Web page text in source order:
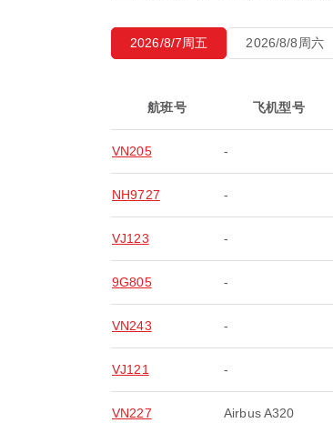
2026/8/7周五 2026/8/8周六
航班号 飞机型号
VN205 -
NH9727 -
VJ123 -
9G805 -
VN243 -
VJ121 -
VN227 Airbus A320